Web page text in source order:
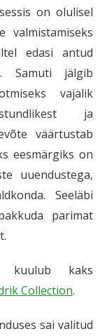
on olulisel
edasi antud
Samuti jälgib
vajalik
ja
väärtustab
eesmärgiks on
uuendustega,
Seeläbi
parimat
kuulub kaks
Collection.
sai valitud